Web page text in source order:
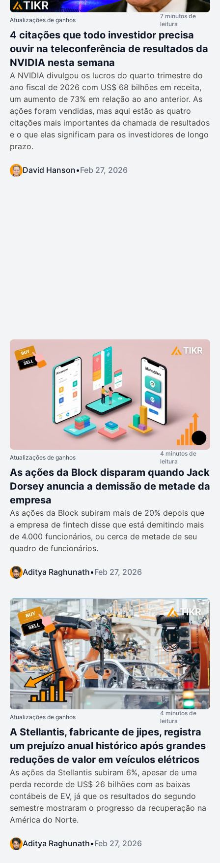
Atualizações de ganhos
7 minutos de
leitura
4 citações que todo investidor precisa
ouvir na teleconferência de resultados da
NVIDIA nesta semana
A NVIDIA divulgou os lucros do quarto trimestre do
ano fiscal de 2026 com US$ 68 bilhões em receita,
um aumento de 73% em relação ao ano anterior. As
ações foram vendidas, mas aqui estão as quatro
citações mais importantes da chamada de resultados
e o que elas significam para os investidores de longo
prazo.
David Hanson•Feb 27, 2026
Atualizações de ganhos
4 minutos de
leitura
As ações da Block disparam quando Jack
Dorsey anuncia a demissão de metade da
empresa
As ações da Block subiram mais de 20% depois que
a empresa de fintech disse que está demitindo mais
de 4.000 funcionários, ou cerca de metade de seu
quadro de funcionários.
Aditya Raghunath•Feb 27, 2026
Atualizações de ganhos
4 minutos de
leitura
A Stellantis, fabricante de jipes, registra
um prejuízo anual histórico após grandes
reduções de valor em veículos elétricos
As ações da Stellantis subiram 6%, apesar de uma
perda recorde de US$ 26 bilhões com as baixas
contábeis de EV, já que os resultados do segundo
semestre mostraram o progresso da recuperação na
América do Norte.
Aditya Raghunath•Feb 27, 2026